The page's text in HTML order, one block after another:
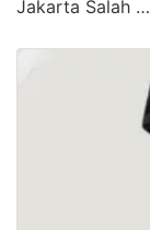
Jakarta Salah …